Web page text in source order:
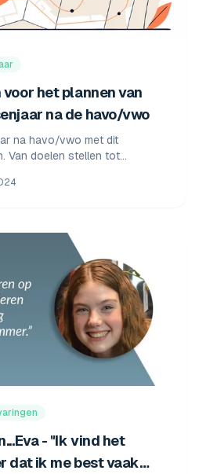
het plannen van
na de havo/vwo
na havo/vwo met dit
Van doelen stellen tot
binnen- en buitenland.
- "Ik vind het
dat ik me best vaak